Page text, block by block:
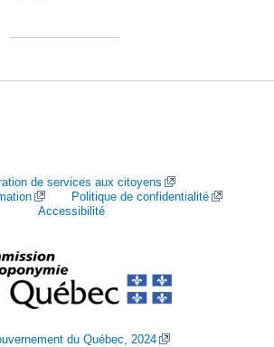
de services aux citoyens
Politique de confidentialité
Accessibilité
du Québec, 2024